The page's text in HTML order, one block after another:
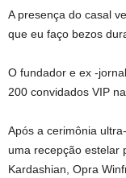
A presença do casal
que eu faço bezos
O fundador e ex -
200 convidados VIP
Após a cerimônia
uma recepção estelar
Kardashian, Opra